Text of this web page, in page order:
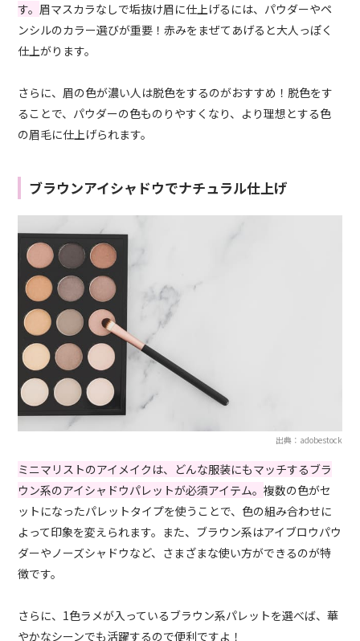
す。眉マスカラなしで垢抜け眉に仕上げるには、パウダーやペ
ンシルのカラー選びが重要！赤みをまぜてあげると大人っぽく
仕上がります。
さらに、眉の色が濃い人は脱色をするのがおすすめ！脱色をす
ることで、パウダーの色ものりやすくなり、より理想とする色
の眉毛に仕上げられます。
ブラウンアイシャドウでナチュラル仕上げ
出典：adobestock
ミニマリストのアイメイクは、どんな服装にもマッチするブラ
ウン系のアイシャドウパレットが必須アイテム。複数の色がセ
ットになったパレットタイプを使うことで、色の組み合わせに
よって印象を変えられます。また、ブラウン系はアイブロウパウ
ダーやノーズシャドウなど、さまざまな使い方ができるのが特
徴です。
さらに、1色ラメが入っているブラウン系パレットを選べば、華
やかなシーンでも活躍するので便利ですよ！